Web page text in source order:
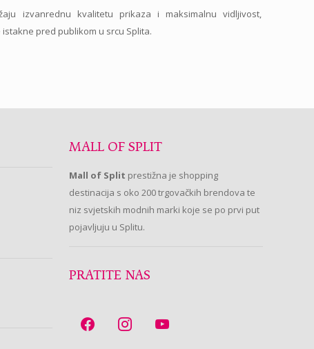
izvanrednu kvalitetu prikaza i maksimalnu vidljivost,
pred publikom u srcu Splita.
MALL OF SPLIT
Mall of Split prestižna je shopping
destinacija s oko 200 trgovačkih brendova te
niz svjetskih modnih marki koje se po prvi put
pojavljuju u Splitu.
PRATITE NAS